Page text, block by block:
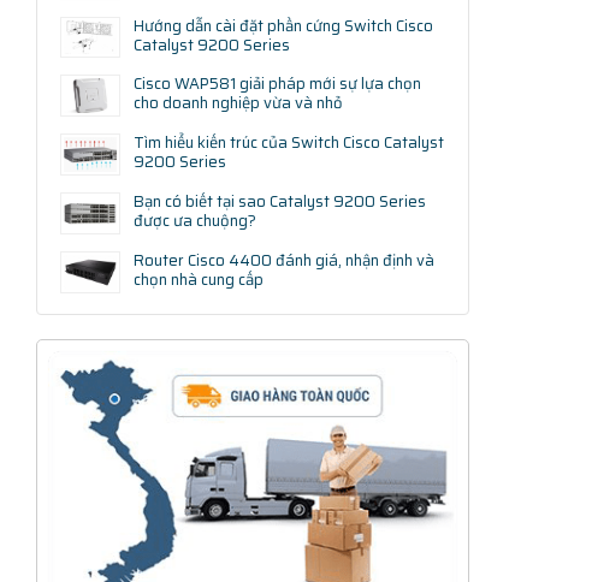
Hướng dẫn cài đặt phần cứng Switch Cisco
Catalyst 9200 Series
Cisco WAP581 giải pháp mới sự lựa chọn
cho doanh nghiệp vừa và nhỏ
Tìm hiểu kiến trúc của Switch Cisco Catalyst
9200 Series
Bạn có biết tại sao Catalyst 9200 Series
được ưa chuộng?
Router Cisco 4400 đánh giá, nhận định và
chọn nhà cung cấp